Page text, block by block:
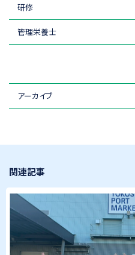
研修
管理栄養士
アーカイブ
関連記事